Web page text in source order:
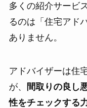
多くの紹介サービ
るのは「住宅アド
ありません。
アドバイザーは住
が、
間取りの良し
性をチェックする